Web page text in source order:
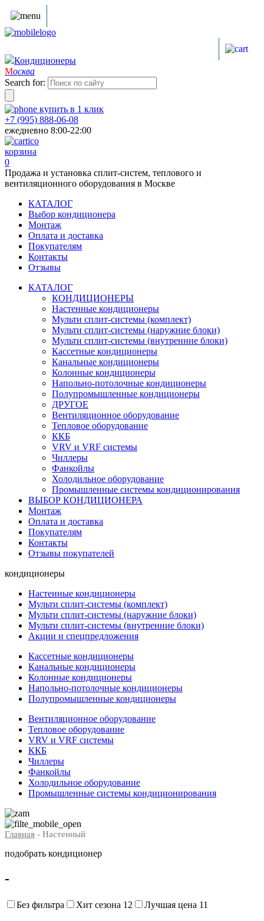
Кондиционеры
Москва
Search for:
купить в 1 клик
+7 (995) 888-06-08
ежедневно 8:00-22:00
корзина
0
Продажа и установка сплит-систем, теплового и
вентиляционного оборудования в Москве
КАТАЛОГ
Выбор кондиционера
Монтаж
Оплата и доставка
Покупателям
Контакты
Отзывы
КАТАЛОГ
КОНДИЦИОНЕРЫ
Настенные кондиционеры
Мульти сплит-системы (комплект)
Мульти сплит-системы (наружние блоки)
Мульти сплит-системы (внутренние блоки)
Кассетные кондиционеры
Канальные кондиционеры
Колонные кондиционеры
Напольно-потолочные кондиционеры
Полупромышленные кондиционеры
ДРУГОЕ
Вентиляционное оборудование
Тепловое оборудование
ККБ
VRV и VRF системы
Чиллеры
Фанкойлы
Холодильное оборудование
Промышленные системы кондиционирования
ВЫБОР КОНДИЦИОНЕРА
Монтаж
Оплата и доставка
Покупателям
Контакты
Отзывы покупателей
кондиционеры
Настенные кондиционеры
Мульти сплит-системы (комплект)
Мульти сплит-системы (наружние блоки)
Мульти сплит-системы (внутренние блоки)
Акции и спецпредложения
Кассетные кондиционеры
Канальные кондиционеры
Колонные кондиционеры
Напольно-потолочные кондиционеры
Полупромышленные кондиционеры
Вентиляционное оборудование
Тепловое оборудование
VRV и VRF системы
ККБ
Чиллеры
Фанкойлы
Холодильное оборудование
Промышленные системы кондиционирования
Главная - Настенный
подобрать кондиционер
-
Без фильтра Хит сезона 12 Лучшая цена 11